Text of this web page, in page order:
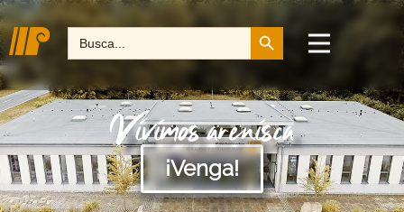
Buscar: Botón de búsqueda
Vivimos arenisca
¡Venga!